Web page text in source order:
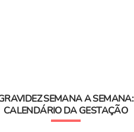
SEMANA A SEMANA:
CALENDÁRIO DA GESTAÇÃO